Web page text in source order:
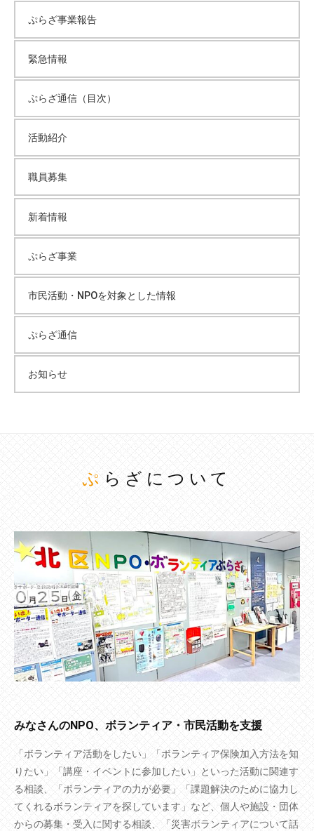
ぷらざ事業報告
緊急情報
ぷらざ通信（目次）
活動紹介
職員募集
新着情報
ぷらざ事業
市民活動・NPOを対象とした情報
ぷらざ通信
お知らせ
ぷらざについて
みなさんのNPO、ボランティア・市民活動を支援
「ボランティア活動をしたい」「ボランティア保険加入方法を知
りたい」「講座・イベントに参加したい」といった活動に関連す
る相談、「ボランティアの力が必要」「課題解決のために協力し
てくれるボランティアを探しています」など、個人や施設・団体
からの募集・受入に関する相談、「災害ボランティアについて話